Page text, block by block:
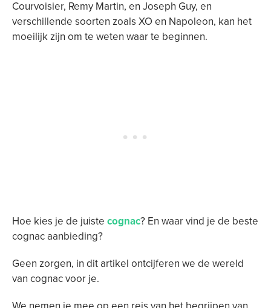
Courvoisier, Remy Martin, en Joseph Guy, en
verschillende soorten zoals XO en Napoleon, kan het
moeilijk zijn om te weten waar te beginnen.
Hoe kies je de juiste cognac? En waar vind je de beste
cognac aanbieding?
Geen zorgen, in dit artikel ontcijferen we de wereld
van cognac voor je.